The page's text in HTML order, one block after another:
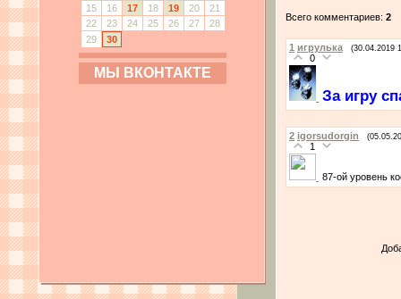
15
16 17 18 19 20
21
22
23 24 25 26 27
28
29
30
МЫ ВКОНТАКТЕ
Всего комментариев: 2
1 игрулька (30.04.2019
0
За игру
2 igorsudorgin
1
87-ой уровень